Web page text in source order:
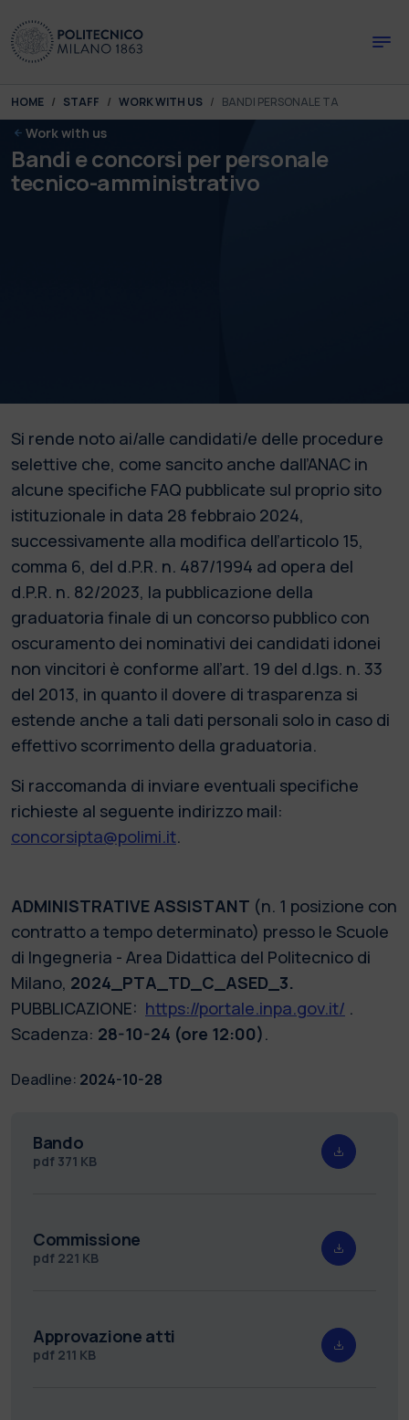
You are here:
HOME STAFF WORK WITH US BANDI PERSONALE TA
Work with us
Bandi e concorsi per personale
tecnico-amministrativo
Si rende noto ai/alle candidati/e delle procedure
selettive che, come sancito anche dall’ANAC in
alcune specifiche FAQ pubblicate sul proprio sito
istituzionale in data 28 febbraio 2024,
successivamente alla modifica dell’articolo 15,
comma 6, del d.P.R. n. 487/1994 ad opera del
d.P.R. n. 82/2023, la pubblicazione della
graduatoria finale di un concorso pubblico con
oscuramento dei nominativi dei candidati idonei
non vincitori è conforme all’art. 19 del d.lgs. n. 33
del 2013, in quanto il dovere di trasparenza si
estende anche a tali dati personali solo in caso di
effettivo scorrimento della graduatoria.
Si raccomanda di inviare eventuali specifiche
richieste al seguente indirizzo mail:
concorsipta@polimi.it.
ADMINISTRATIVE ASSISTANT (n. 1 posizione con
contratto a tempo determinato) presso le Scuole
di Ingegneria - Area Didattica del Politecnico di
Milano, 2024_PTA_TD_C_ASED_3.
PUBBLICAZIONE: https://portale.inpa.gov.it/ .
Scadenza: 28-10-24 (ore 12:00).
Deadline: 2024-10-28
Bando
pdf 371 KB
Commissione
pdf 221 KB
Approvazione atti
pdf 211 KB